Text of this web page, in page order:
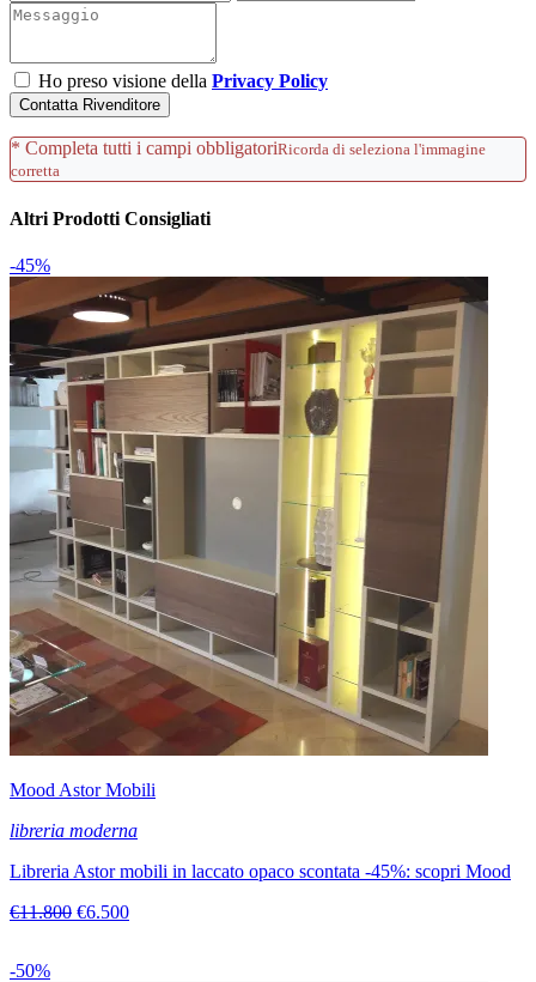
Ho preso visione della Privacy Policy
Contatta Rivenditore
* Completa tutti i campi obbligatoriRicorda di seleziona l'immagine
corretta
Altri Prodotti Consigliati
-45%
Mood Astor Mobili
libreria moderna
Libreria Astor mobili in laccato opaco scontata -45%: scopri Mood
€11.800 €6.500
-50%